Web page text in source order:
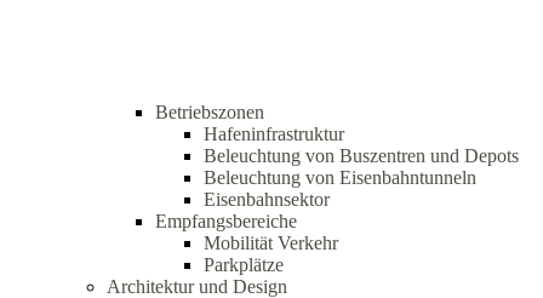
Betriebszonen
Hafeninfrastruktur
Beleuchtung von Buszentren und Depots
Beleuchtung von Eisenbahntunneln
Eisenbahnsektor
Empfangsbereiche
Mobilität Verkehr
Parkplätze
Architektur und Design